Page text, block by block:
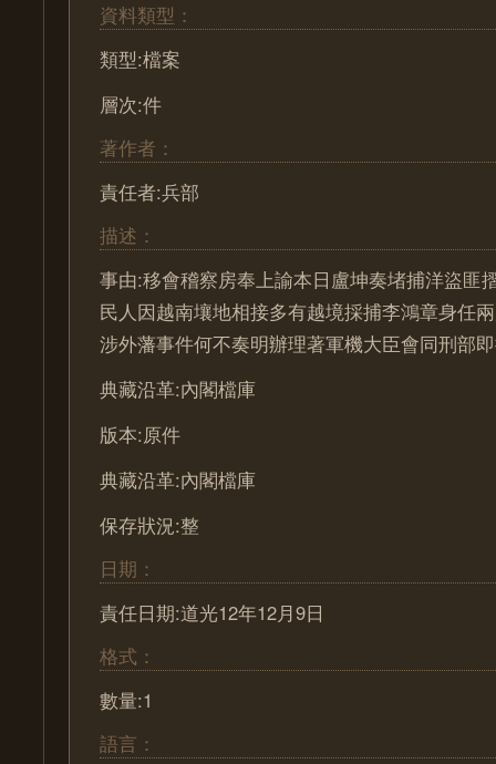
資料類型：
類型:檔案
層次:件
著作者：
責任者:兵部
描述：
事由:移會稽察房奉上諭本日盧坤奏堵捕洋盜匪
民人因越南壤地相接多有越境採捕李鴻章身任
涉外藩事件何不奏明辦理著軍機大臣會同刑部
典藏沿革:內閣檔庫
版本:原件
典藏沿革:內閣檔庫
保存狀況:整
日期：
責任日期:道光12年12月9日
格式：
數量:1
語言：